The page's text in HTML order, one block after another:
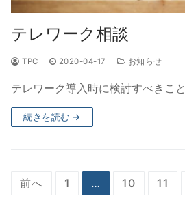
テレワーク相談
TPC 2020-04-17 お知らせ
テレワーク導入時に検討すべきこと
続きを読む →
投
前へ 1 … 10 11